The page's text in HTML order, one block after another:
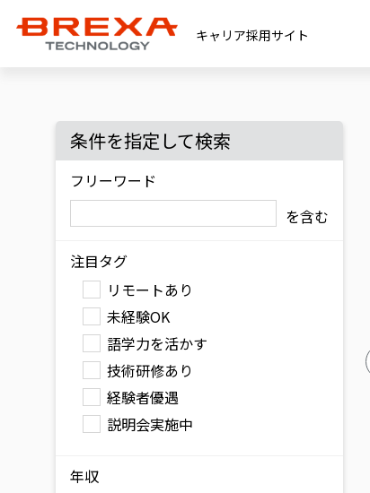
キャリア採用サイト
条件を指定して検索
フリーワード
を含む
注目タグ
リモートあり
未経験OK
語学力を活かす
技術研修あり
経験者優遇
説明会実施中
年収
プンポジション／入社後CCNA研修で同期と一緒
宮城県 埼玉県
神奈川県
愛知県 大阪府
プンポジション／入社後CCNA研修で同期と一緒